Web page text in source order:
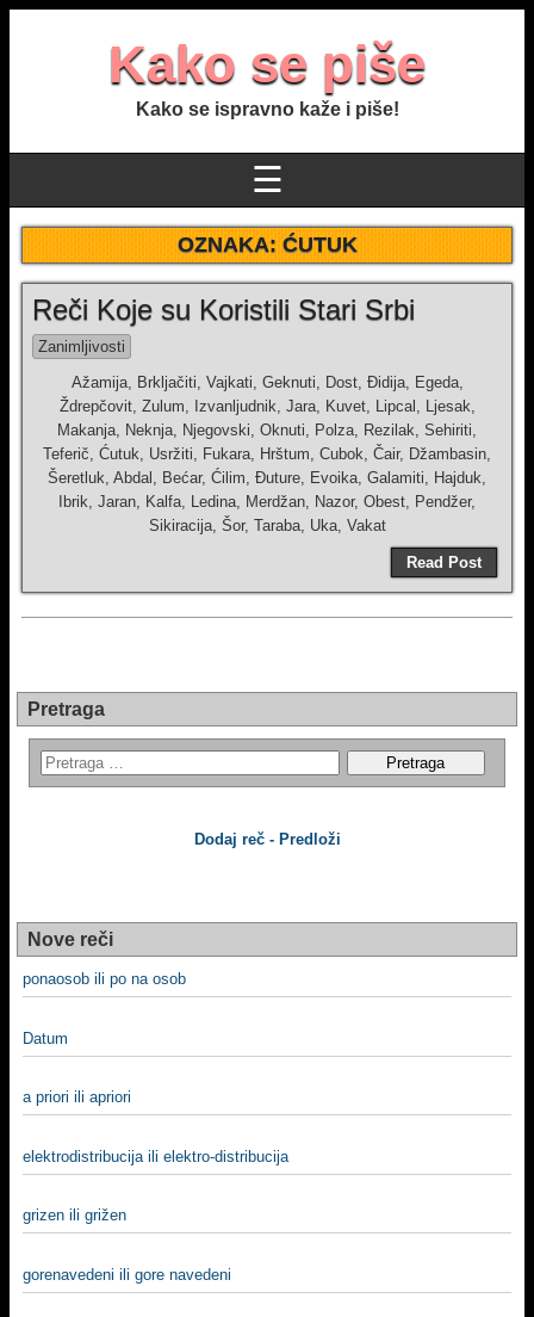
Kako se piše
Kako se ispravno kaže i piše!
☰
OZNAKA:ĆUTUK
Reči Koje su Koristili Stari Srbi
Zanimljivosti
Ažamija, Brkljačiti, Vajkati, Geknuti, Dost, Đidija, Egeda,
Ždrepčovit, Zulum, Izvanljudnik, Jara, Kuvet, Lipcal, Ljesak,
Makanja, Neknja, Njegovski, Oknuti, Polza, Rezilak, Sehiriti,
Teferič, Ćutuk, Usržiti, Fukara, Hrštum, Cubok, Čair, Džambasin,
Šeretluk, Abdal, Bećar, Ćilim, Đuture, Evoika, Galamiti, Hajduk,
Ibrik, Jaran, Kalfa, Ledina, Merdžan, Nazor, Obest, Pendžer,
Sikiracija, Šor, Taraba, Uka, Vakat
Read Post
Pretraga
Dodaj reč - Predloži
Nove reči
ponaosob ili po na osob
Datum
a priori ili apriori
elektrodistribucija ili elektro-distribucija
grizen ili grižen
gorenavedeni ili gore navedeni